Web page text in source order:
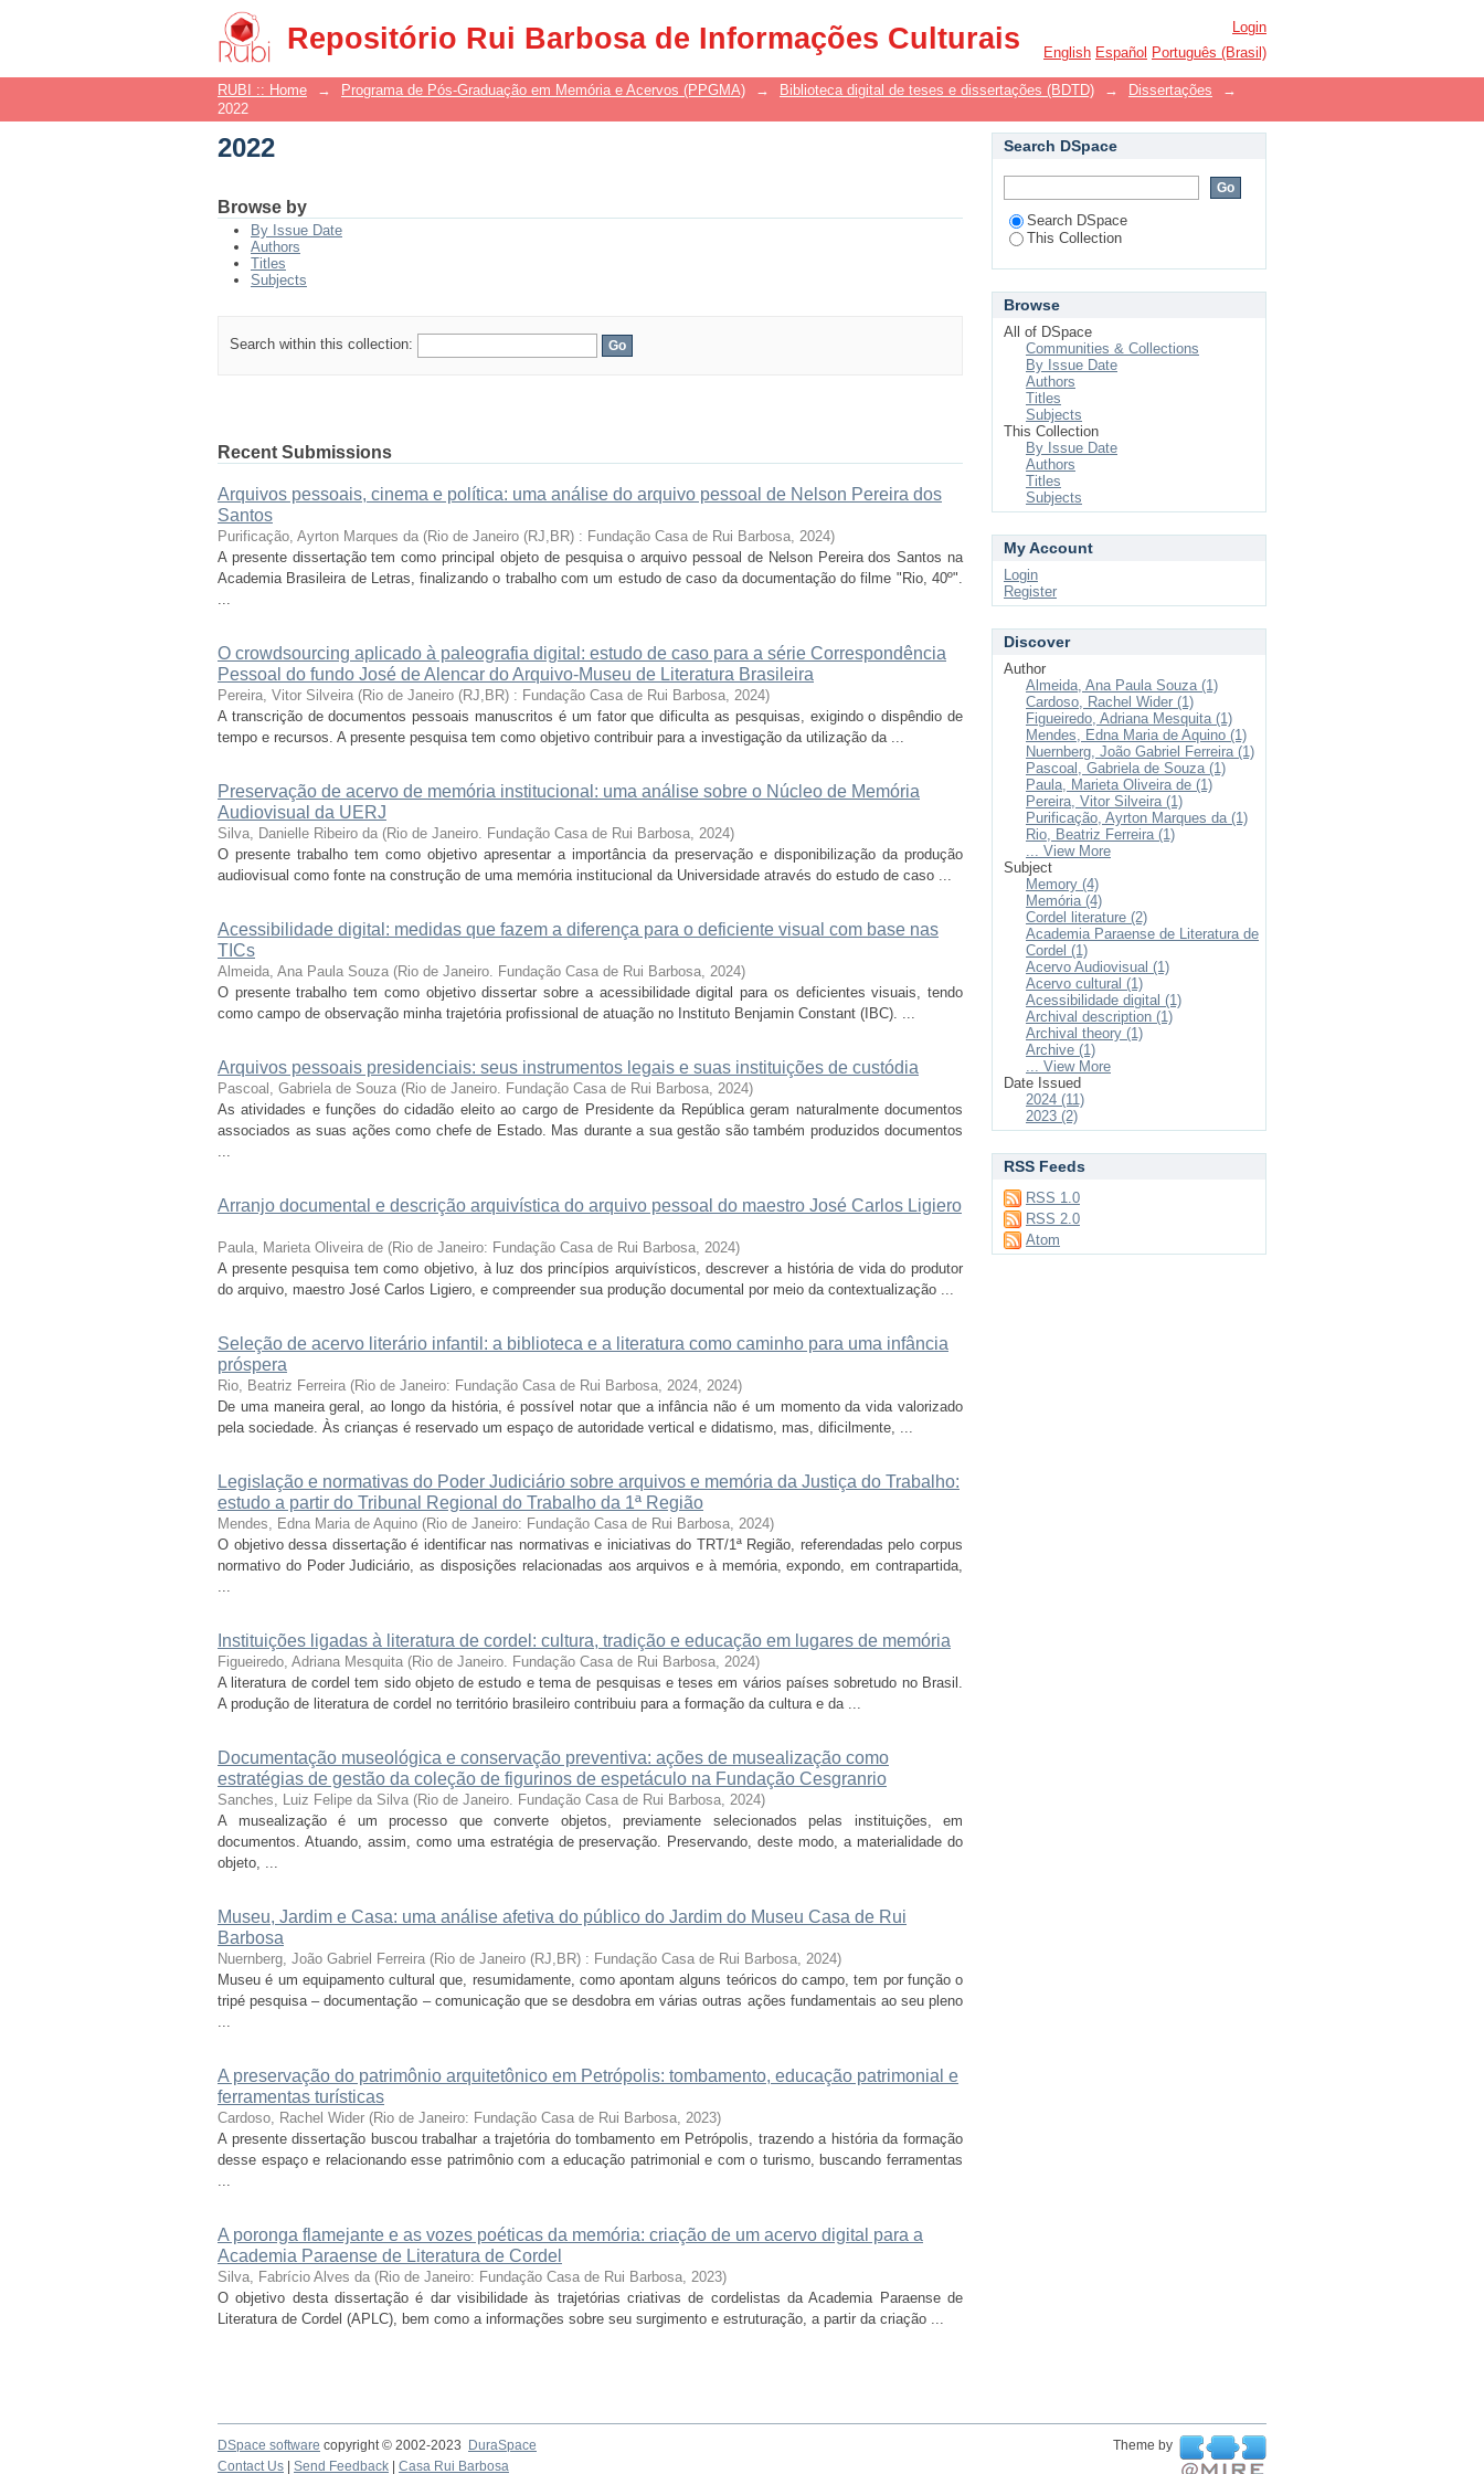
Repositório Rui Barbosa de Informações Culturais
2022
Login
English Español Português (Brasil)
RUBI :: Home → Programa de Pós-Graduação em Memória e Acervos (PPGMA) → Biblioteca digital de teses e dissertações (BDTD) → Dissertações
→
2022
2022
Browse by
By Issue Date
Authors
Titles
Subjects
Search within this collection:
Recent Submissions
Arquivos pessoais, cinema e política: uma análise do arquivo pessoal de Nelson Pereira dos
Santos
Purificação, Ayrton Marques da (Rio de Janeiro (RJ,BR) : Fundação Casa de Rui Barbosa, 2024)
A presente dissertação tem como principal objeto de pesquisa o arquivo pessoal de Nelson Pereira dos Santos na
Academia Brasileira de Letras, finalizando o trabalho com um estudo de caso da documentação do filme "Rio, 40º".
...
O crowdsourcing aplicado à paleografia digital: estudo de caso para a série Correspondência
Pessoal do fundo José de Alencar do Arquivo-Museu de Literatura Brasileira
Pereira, Vitor Silveira (Rio de Janeiro (RJ,BR) : Fundação Casa de Rui Barbosa, 2024)
A transcrição de documentos pessoais manuscritos é um fator que dificulta as pesquisas, exigindo o dispêndio de
tempo e recursos. A presente pesquisa tem como objetivo contribuir para a investigação da utilização da ...
Preservação de acervo de memória institucional: uma análise sobre o Núcleo de Memória
Audiovisual da UERJ
Silva, Danielle Ribeiro da (Rio de Janeiro. Fundação Casa de Rui Barbosa, 2024)
O presente trabalho tem como objetivo apresentar a importância da preservação e disponibilização da produção
audiovisual como fonte na construção de uma memória institucional da Universidade através do estudo de caso ...
Acessibilidade digital: medidas que fazem a diferença para o deficiente visual com base nas
TICs
Almeida, Ana Paula Souza (Rio de Janeiro. Fundação Casa de Rui Barbosa, 2024)
O presente trabalho tem como objetivo dissertar sobre a acessibilidade digital para os deficientes visuais, tendo
como campo de observação minha trajetória profissional de atuação no Instituto Benjamin Constant (IBC). ...
Arquivos pessoais presidenciais: seus instrumentos legais e suas instituições de custódia
Pascoal, Gabriela de Souza (Rio de Janeiro. Fundação Casa de Rui Barbosa, 2024)
As atividades e funções do cidadão eleito ao cargo de Presidente da República geram naturalmente documentos
associados as suas ações como chefe de Estado. Mas durante a sua gestão são também produzidos documentos
...
Arranjo documental e descrição arquivística do arquivo pessoal do maestro José Carlos Ligiero
Paula, Marieta Oliveira de (Rio de Janeiro: Fundação Casa de Rui Barbosa, 2024)
A presente pesquisa tem como objetivo, à luz dos princípios arquivísticos, descrever a história de vida do produtor
do arquivo, maestro José Carlos Ligiero, e compreender sua produção documental por meio da contextualização ...
Seleção de acervo literário infantil: a biblioteca e a literatura como caminho para uma infância
próspera
Rio, Beatriz Ferreira (Rio de Janeiro: Fundação Casa de Rui Barbosa, 2024, 2024)
De uma maneira geral, ao longo da história, é possível notar que a infância não é um momento da vida valorizado
pela sociedade. Às crianças é reservado um espaço de autoridade vertical e didatismo, mas, dificilmente, ...
Legislação e normativas do Poder Judiciário sobre arquivos e memória da Justiça do Trabalho:
estudo a partir do Tribunal Regional do Trabalho da 1ª Região
Mendes, Edna Maria de Aquino (Rio de Janeiro: Fundação Casa de Rui Barbosa, 2024)
O objetivo dessa dissertação é identificar nas normativas e iniciativas do TRT/1ª Região, referendadas pelo corpus
normativo do Poder Judiciário, as disposições relacionadas aos arquivos e à memória, expondo, em contrapartida,
...
Instituições ligadas à literatura de cordel: cultura, tradição e educação em lugares de memória
Figueiredo, Adriana Mesquita (Rio de Janeiro. Fundação Casa de Rui Barbosa, 2024)
A literatura de cordel tem sido objeto de estudo e tema de pesquisas e teses em vários países sobretudo no Brasil.
A produção de literatura de cordel no território brasileiro contribuiu para a formação da cultura e da ...
Documentação museológica e conservação preventiva: ações de musealização como
estratégias de gestão da coleção de figurinos de espetáculo na Fundação Cesgranrio
Sanches, Luiz Felipe da Silva (Rio de Janeiro. Fundação Casa de Rui Barbosa, 2024)
A musealização é um processo que converte objetos, previamente selecionados pelas instituições, em
documentos. Atuando, assim, como uma estratégia de preservação. Preservando, deste modo, a materialidade do
objeto, ...
Museu, Jardim e Casa: uma análise afetiva do público do Jardim do Museu Casa de Rui
Barbosa
Nuernberg, João Gabriel Ferreira (Rio de Janeiro (RJ,BR) : Fundação Casa de Rui Barbosa, 2024)
Museu é um equipamento cultural que, resumidamente, como apontam alguns teóricos do campo, tem por função o
tripé pesquisa – documentação – comunicação que se desdobra em várias outras ações fundamentais ao seu pleno
...
A preservação do patrimônio arquitetônico em Petrópolis: tombamento, educação patrimonial e
ferramentas turísticas
Cardoso, Rachel Wider (Rio de Janeiro: Fundação Casa de Rui Barbosa, 2023)
A presente dissertação buscou trabalhar a trajetória do tombamento em Petrópolis, trazendo a história da formação
desse espaço e relacionando esse patrimônio com a educação patrimonial e com o turismo, buscando ferramentas
...
A poronga flamejante e as vozes poéticas da memória: criação de um acervo digital para a
Academia Paraense de Literatura de Cordel
Silva, Fabrício Alves da (Rio de Janeiro: Fundação Casa de Rui Barbosa, 2023)
O objetivo desta dissertação é dar visibilidade às trajetórias criativas de cordelistas da Academia Paraense de
Literatura de Cordel (APLC), bem como a informações sobre seu surgimento e estruturação, a partir da criação ...
Search DSpace
Search DSpace
This Collection
Browse
All of DSpace
Communities & Collections
By Issue Date
Authors
Titles
Subjects
This Collection
By Issue Date
Authors
Titles
Subjects
My Account
Login
Register
Discover
Author
Almeida, Ana Paula Souza (1)
Cardoso, Rachel Wider (1)
Figueiredo, Adriana Mesquita (1)
Mendes, Edna Maria de Aquino (1)
Nuernberg, João Gabriel Ferreira (1)
Pascoal, Gabriela de Souza (1)
Paula, Marieta Oliveira de (1)
Pereira, Vitor Silveira (1)
Purificação, Ayrton Marques da (1)
Rio, Beatriz Ferreira (1)
... View More
Subject
Memory (4)
Memória (4)
Cordel literature (2)
Academia Paraense de Literatura de
Cordel (1)
Acervo Audiovisual (1)
Acervo cultural (1)
Acessibilidade digital (1)
Archival description (1)
Archival theory (1)
Archive (1)
... View More
Date Issued
2024 (11)
2023 (2)
RSS Feeds
RSS 1.0
RSS 2.0
Atom
DSpace software copyright © 2002-2023 DuraSpace
Theme by
Contact Us
Send Feedback Casa Rui Barbosa